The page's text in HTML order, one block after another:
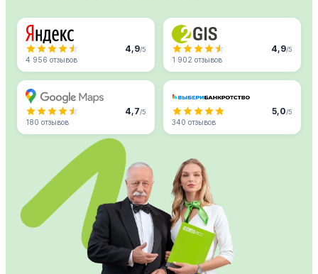
4,9/5
4 956 отзывов
4,9/5
1 902 отзывов
4,7/5
180 отзывов
5,0/5
340 отзывов